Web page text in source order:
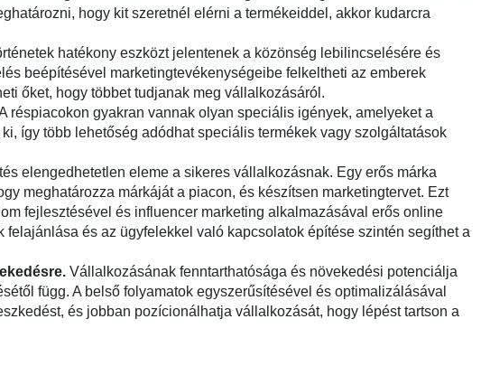
hogy kit szeretnél elérni a termékeiddel, akkor kudarcra
hatékony eszközt jelentenek a közönség lebilincselésére és
beépítésével marketingtevékenységeibe felkeltheti az emberek
őket, hogy többet tudjanak meg vállalkozásáról.
réspiacokon gyakran vannak olyan speciális igények, amelyeket a
így több lehetőség adódhat speciális termékek vagy szolgáltatások
elengedhetetlen eleme a sikeres vállalkozásnak. Egy erős márka
meghatározza márkáját a piacon, és készítsen marketingtervet. Ezt
fejlesztésével és influencer marketing alkalmazásával erős online
felajánlása és az ügyfelekkel való kapcsolatok építése szintén segíthet a
Vállalkozásának fenntarthatósága és növekedési potenciálja
függ. A belső folyamatok egyszerűsítésével és optimalizálásával
és jobban pozícionálhatja vállalkozását, hogy lépést tartson a